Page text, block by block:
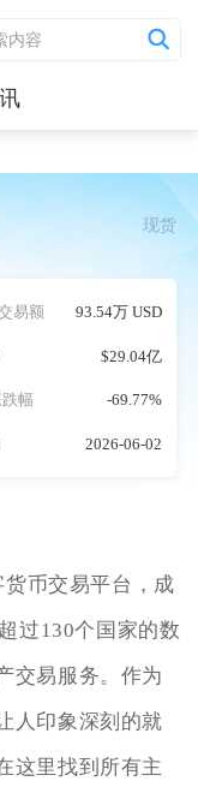
现货
易额 93.54万 USD
$29.04亿
幅 -69.77%
2026-06-02
币交易平台，成
过130个国家的数
交易服务。作为
人印象深刻的就
这里找到所有主